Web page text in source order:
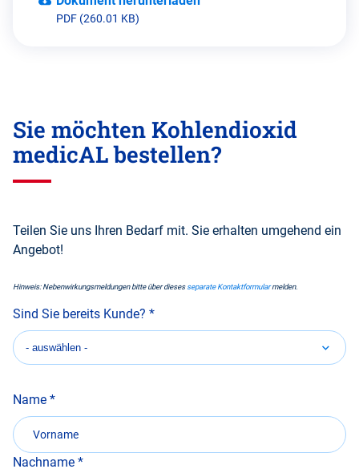
PDF (260.01 KB)
Sie möchten Kohlendioxid
medicAL bestellen?
Teilen Sie uns Ihren Bedarf mit. Sie erhalten umgehend ein
Angebot!
Hinweis: Nebenwirkungsmeldungen bitte über diesesseparate Kontaktformularmelden.
Sind Sie bereits Kunde?
Name
Nachname